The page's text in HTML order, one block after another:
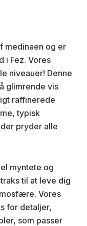
medinaen og er
i Fez. Vores
niveauer! Denne
glimrende vis
raffinerede
typisk
pryder alle
myntete og
til at leve dig
Vores
for detaljer,
som passer